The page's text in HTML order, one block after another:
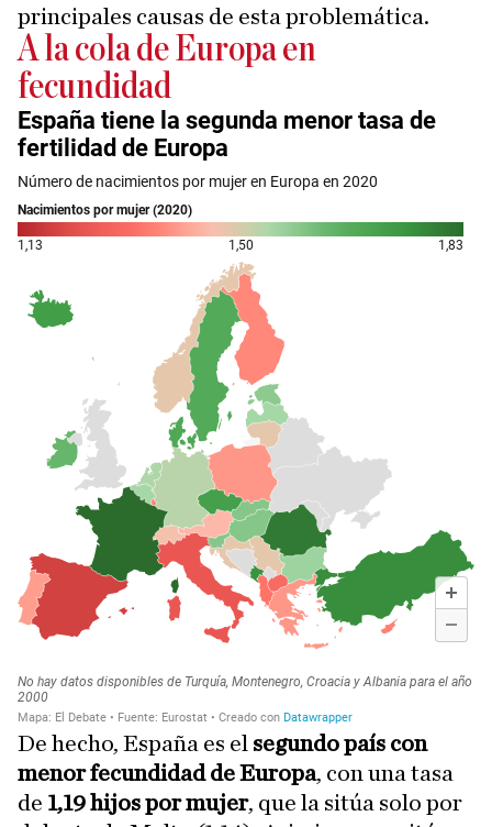
principales causas de esta problemática.
A la cola de Europa en
fecundidad
De hecho, España es el segundo país con
menor fecundidad de Europa, con una tasa
de 1,19 hijos por mujer, que la sitúa solo por